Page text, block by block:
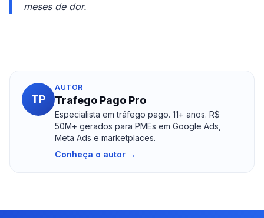
meses de dor.
TP
AUTOR
Trafego Pago Pro
Especialista em tráfego pago. 11+ anos. R$
50M+ gerados para PMEs em Google Ads,
Meta Ads e marketplaces.
Conheça o autor →